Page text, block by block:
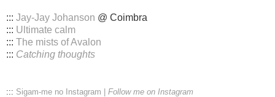
::: Jay-Jay Johanson @ Coimbra
::: Ultimate calm
::: The mists of Avalon
::: Catching thoughts
::: Sigam-me no Instagram | Follow me on Instagram